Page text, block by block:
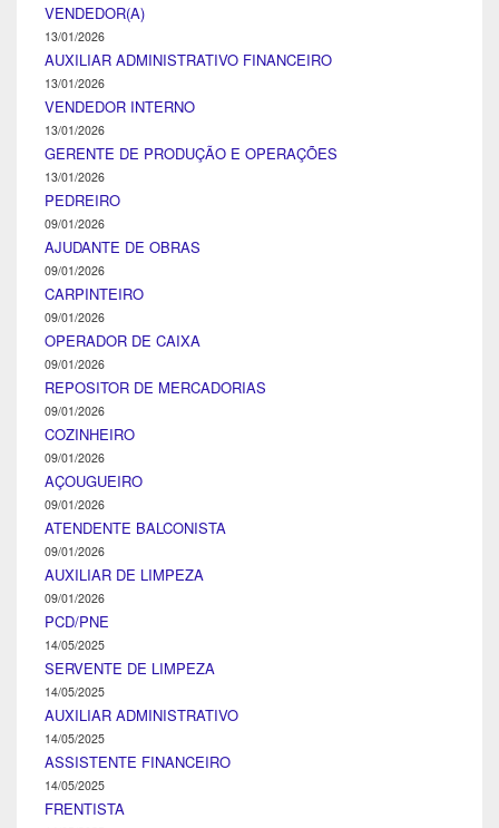
VENDEDOR(A)
13/01/2026
AUXILIAR ADMINISTRATIVO FINANCEIRO
13/01/2026
VENDEDOR INTERNO
13/01/2026
GERENTE DE PRODUÇÃO E OPERAÇÕES
13/01/2026
PEDREIRO
09/01/2026
AJUDANTE DE OBRAS
09/01/2026
CARPINTEIRO
09/01/2026
OPERADOR DE CAIXA
09/01/2026
REPOSITOR DE MERCADORIAS
09/01/2026
COZINHEIRO
09/01/2026
AÇOUGUEIRO
09/01/2026
ATENDENTE BALCONISTA
09/01/2026
AUXILIAR DE LIMPEZA
09/01/2026
PCD/PNE
14/05/2025
SERVENTE DE LIMPEZA
14/05/2025
AUXILIAR ADMINISTRATIVO
14/05/2025
ASSISTENTE FINANCEIRO
14/05/2025
FRENTISTA